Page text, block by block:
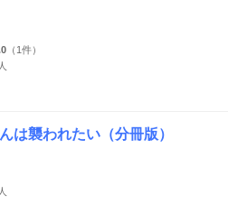
（1件）
は襲われたい（分冊版）